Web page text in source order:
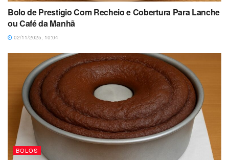
Bolo de Prestigio Com Recheio e Cobertura Para Lanche
ou Café da Manhã
02/11/2025, 10:04
BOLOS